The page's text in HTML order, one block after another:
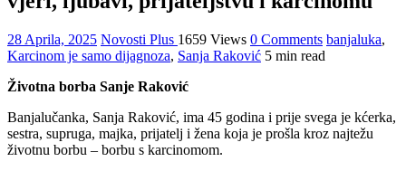
28 Aprila, 2025 Novosti Plus 1659 Views 0 Comments banjaluka,
Karcinom je samo dijagnoza, Sanja Raković 5 min read
Životna borba Sanje Raković
Banjalučanka, Sanja Raković, ima 45 godina i prije svega je kćerka,
sestra, supruga, majka, prijatelj i žena koja je prošla kroz najtežu
životnu borbu – borbu s karcinomom.